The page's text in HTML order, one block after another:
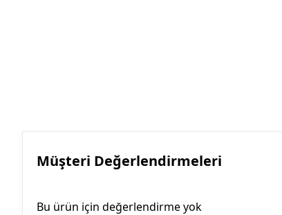
Müşteri Değerlendirmeleri
Bu ürün için değerlendirme yok